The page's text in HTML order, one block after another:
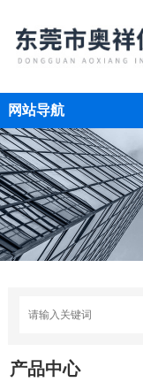
网站导航
产品中心